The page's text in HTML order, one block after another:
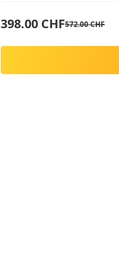
572.00 CHF
398.00 CHF